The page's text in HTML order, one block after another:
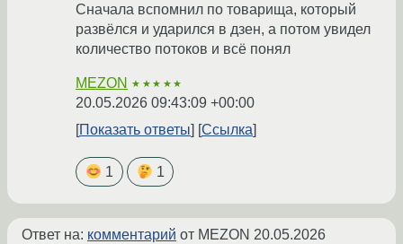
Сначала вспомнил по товарища, который
развёлся и ударился в дзен, а потом увидел
количество потоков и всё понял
MEZON ★★★★★
20.05.2026 09:43:09 +00:00
Показать ответы
Ссылка
1 1
Ответ на: комментарий от MEZON 20.05.2026